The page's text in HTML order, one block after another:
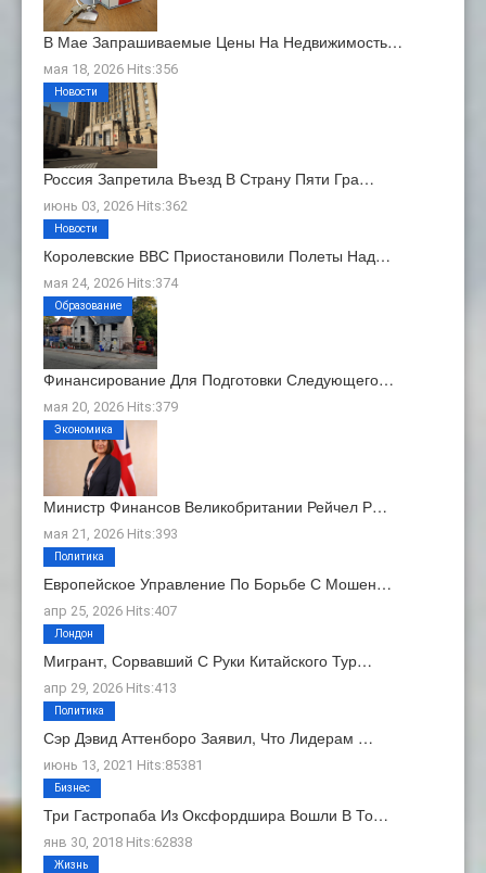
В Мае Запрашиваемые Цены На Недвижимость…
мая 18, 2026 Hits:356
Россия Запретила Въезд В Страну Пяти Гра…
июнь 03, 2026 Hits:362
Новости
Королевские ВВС Приостановили Полеты Над…
мая 24, 2026 Hits:374
Новости
Финансирование Для Подготовки Следующего…
мая 20, 2026 Hits:379
Образование
Министр Финансов Великобритании Рейчел Р…
мая 21, 2026 Hits:393
Экономика
Европейское Управление По Борьбе С Мошен…
апр 25, 2026 Hits:407
Политика
Мигрант, Сорвавший С Руки Китайского Тур…
апр 29, 2026 Hits:413
Лондон
Сэр Дэвид Аттенборо Заявил, Что Лидерам …
июнь 13, 2021 Hits:85381
Политика
Три Гастропаба Из Оксфордшира Вошли В То…
янв 30, 2018 Hits:62838
Бизнес
Жизнь